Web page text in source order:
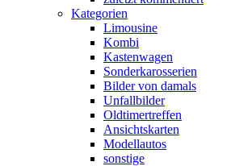
Kategorien
Limousine
Kombi
Kastenwagen
Sonderkarosserien
Bilder von damals
Unfallbilder
Oldtimertreffen
Ansichtskarten
Modellautos
sonstige